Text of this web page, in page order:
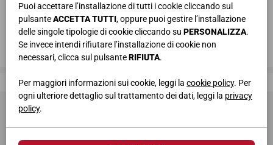
Puoi accettare l’installazione di tutti i cookie cliccando sul
pulsanteACCETTA TUTTI, oppure puoi gestire l’installazione
delle singole tipologie di cookie cliccando su PERSONALIZZA.
Se invece intendi rifiutare l’installazione di cookie non
necessari, clicca sul pulsanteRIFIUTA.
Per maggiori informazioni sui cookie, leggi la cookie policy. Per
ogni ulteriore dettaglio sul trattamento dei dati, leggi la privacy
policy.
Giessegi, dove la qualità è di casa